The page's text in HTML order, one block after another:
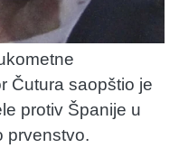
Čutura saopštio je
protiv Španije u
prvenstvo.